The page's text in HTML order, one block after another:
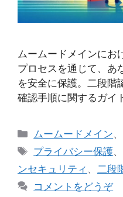
ムームードメインにお
プロセスを通じて、あ
を安全に保護。二段階
確認手順に関するガイ
カ
テ
リ
ー
ムームードメイン、
タ
グ
プライバシー保護、
ンセキュリティ 、 二段
コメントをどうぞ